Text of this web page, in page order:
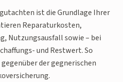
ist die Grundlage Ihrer
Reparaturkosten,
Nutzungsausfall sowie – bei
und Restwert. So
der gegnerischen